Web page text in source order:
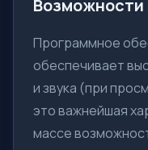
Программное
обеспечивает
и звука (при
это важнейшая
массе